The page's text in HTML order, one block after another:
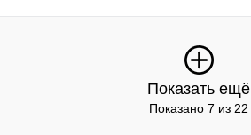
Показать ещё
Показано 7 из 22